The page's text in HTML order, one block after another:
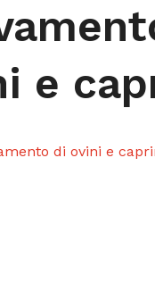
e
di ovini e